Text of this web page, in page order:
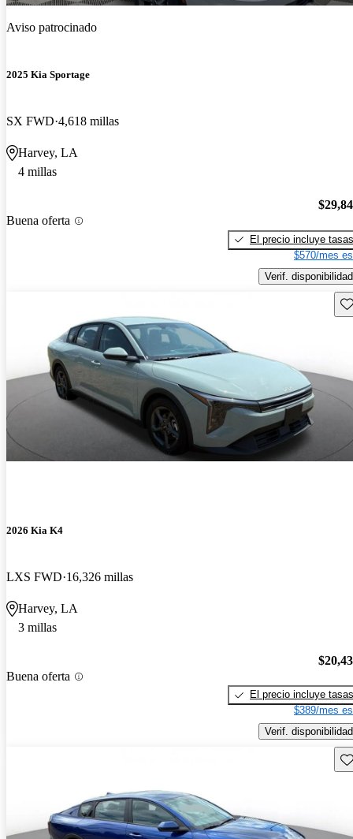
Aviso patrocinado
2025 Kia Sportage
SX FWD 4,618 millas
Harvey, LA
4 millas
Buena oferta
El precio incluye tasas
$570/mes
Verif. disponibilidad
2026 Kia K4
LXS FWD 16,326 millas
Harvey, LA
3 millas
Buena oferta
El precio incluye tasas
$389/mes
Verif. disponibilidad